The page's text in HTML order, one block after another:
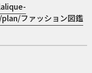
ファッション図鑑